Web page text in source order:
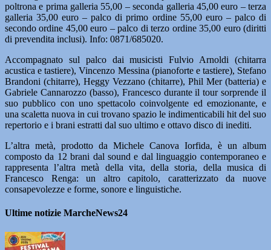
poltrona e prima galleria 55,00 – seconda galleria 45,00 euro – terza
galleria 35,00 euro – palco di primo ordine 55,00 euro – palco di
secondo ordine 45,00 euro – palco di terzo ordine 35,00 euro (diritti
di prevendita inclusi). Info: 0871/685020.
Accompagnato sul palco dai musicisti Fulvio Arnoldi (chitarra
acustica e tastiere), Vincenzo Messina (pianoforte e tastiere), Stefano
Brandoni (chitarre), Heggy Vezzano (chitarre), Phil Mer (batteria) e
Gabriele Cannarozzo (basso), Francesco durante il tour sorprende il
suo pubblico con uno spettacolo coinvolgente ed emozionante, e
una scaletta nuova in cui trovano spazio le indimenticabili hit del suo
repertorio e i brani estratti dal suo ultimo e ottavo disco di inediti.
L’altra metà, prodotto da Michele Canova Iorfida, è un album
composto da 12 brani dal sound e dal linguaggio contemporaneo e
rappresenta l’altra metà della vita, della storia, della musica di
Francesco Renga: un altro capitolo, caratterizzato da nuove
consapevolezze e forme, sonore e linguistiche.
Ultime notizie MarcheNews24